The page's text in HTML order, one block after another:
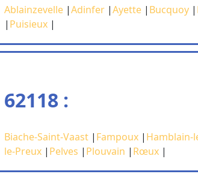
Ablainzevelle |Adinfer |Ayette | Bucquoy |
| Puisieux |
62118 :
Biache-Saint-Vaast | Fampoux | Hamblain-
le-Preux | Pelves | Plouvain | Rœux |